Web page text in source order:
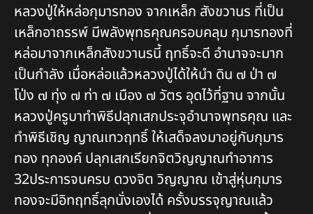
หลวงปู่ให้หล่อกุมารทอง จากเหล็ก สังขวานร ที่เป็น
เหล็กอาถรรพ์ มีพลังพุทธคุณครอบคลุม กุมารทองที่
หล่อมาจากเหล็กสังขวานรนี้ ฤทธิ์จะดี อำนาจจะมาก
เป็นกำลัง เมื่อหล่อแล้วหลวงปู่ได้ให้นำ ดิน ๗ ป่า ๗
โป่ง ๗ ทุ่ง ๗ ท่า ๗ เมือง ๗ วัตร อุดไว้ที่ฐาน จากนั้น
หลวงปู่ครูบาทำพิธีปลุกเสกประจุอำนาจพุทธคุณ และ
ทำพิธีเชิญ ญาณเทวฤทธิ์ ให้เสด็จลงมาอยู่กับกุมาร
ทอง ทุกองค์ ปลุกเสกเรียกจิตวิญญาณทำอาการ
32ประการจนครบ ดวงจิต วิญญาณ เข้าสู่หุ่นกุมาร
ทองจะมีอิทฤทธิ์ลุกนั่งเองได้ ครั้งบรรจุญาณแล้ว